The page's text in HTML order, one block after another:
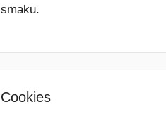
smaku.
Cookies